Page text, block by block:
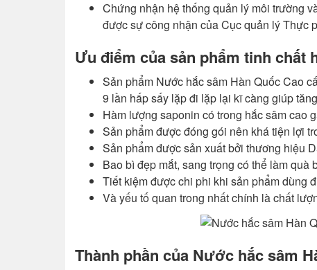
Chứng nhận hệ thống quản lý môi trường
được sự công nhận của Cục quản lý Thực
Ưu điểm của sản phẩm tinh chất
Sản phẩm Nước hắc sâm Hàn Quốc Cao
9 lần hấp sấy lặp đi lặp lại kĩ càng giúp
Hàm lượng saponin có trong hắc sâm cao
Sản phẩm được đóng gói nên khá tiện lợi
Sản phẩm được sản xuất bởi thương hiệu
Bao bì đẹp mắt, sang trọng có thể làm quà
Tiết kiệm được chi phi khi sản phẩm dùng
Và yếu tố quan trong nhất chính là chất
Thành phần của Nước hắc sâm